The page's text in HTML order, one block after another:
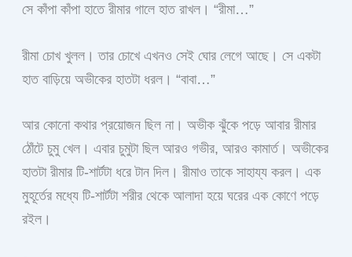
সে কাঁপা কাঁপা হাতে রীমার গালে হাত রাখল। “রীমা…”
রীমা চোখ খুলল। তার চোখে এখনও সেই ঘোর লেগে আছে। সে একটা
হাত বাড়িয়ে অভীকের হাতটা ধরল। “বাবা…”
আর কোনো কথার প্রয়োজন ছিল না। অভীক ঝুঁকে পড়ে আবার রীমার
ঠোঁটে চুমু খেল। এবার চুমুটা ছিল আরও গভীর, আরও কামার্ত। অভীকের
হাতটা রীমার টি-শার্টটা ধরে টান দিল। রীমাও তাকে সাহায্য করল। এক
মুহূর্তের মধ্যে টি-শার্টটা শরীর থেকে আলাদা হয়ে ঘরের এক কোণে পড়ে
রইল।